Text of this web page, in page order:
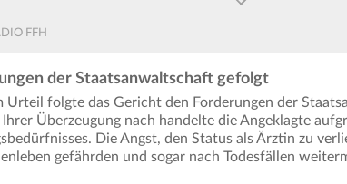
FFH
der Staatsanwaltschaft gefolgt
Urteil folgte das Gericht den Forderungen der
Ihrer Überzeugung nach handelte die Angeklagte
Die Angst, den Status als Ärztin zu
gefährden und sogar nach Todesfällen